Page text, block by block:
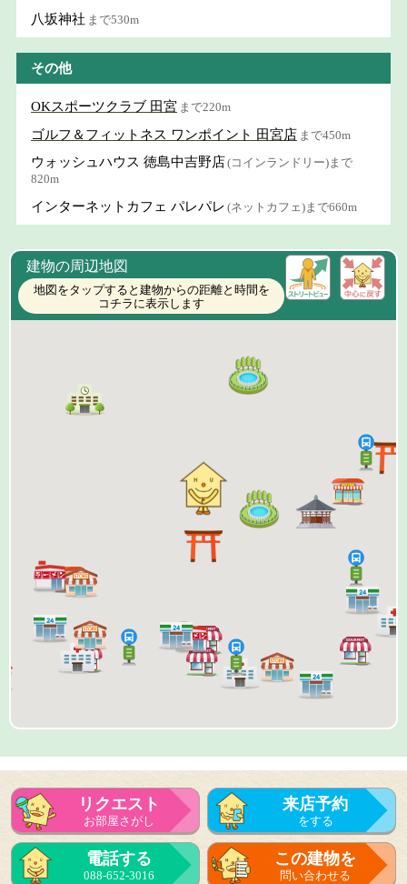
八坂神社 まで530m
その他
OKスポーツクラブ 田宮 まで220m
ゴルフ＆フィットネス ワンポイント 田宮店 まで450m
ウォッシュハウス 徳島中吉野店(コインランドリー)まで
820m
インターネットカフェ パレパレ (ネットカフェ)まで660m
建物の周辺地図
地図をタップすると建物からの距離と時間を
コチラに表示します
リクエスト
お部屋さがし
来店予約
をする
来店予約
をする
電話する
088-652-3016
この建物を
問い合わせる